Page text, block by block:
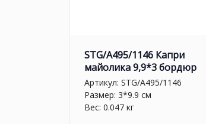
STG/A495/1146 Капри
майолика 9,9*3 бордюр
Артикул: STG/A495/1146
Размер: 3*9.9 см
Вес: 0.047 кг